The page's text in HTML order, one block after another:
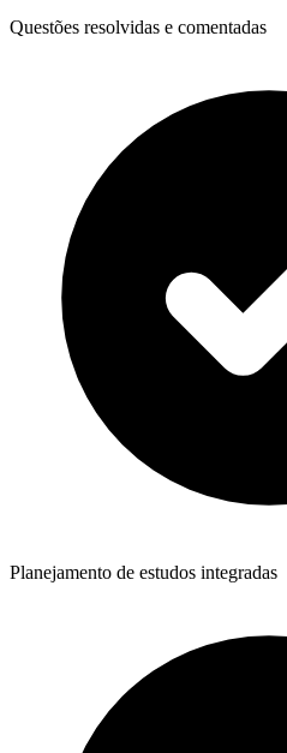
Questões resolvidas e comentadas
Planejamento de estudos integradas